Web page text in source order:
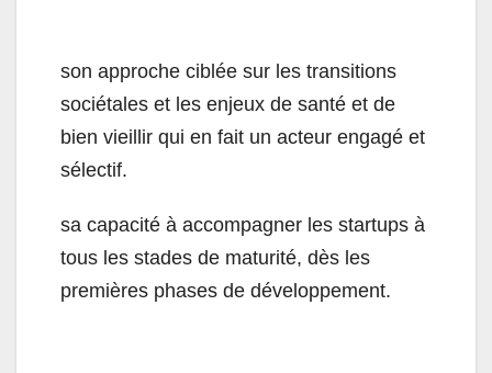
son approche ciblée sur les transitions
sociétales et les enjeux de santé et de
bien vieillir qui en fait un acteur engagé et
sélectif.
sa capacité à accompagner les startups à
tous les stades de maturité, dès les
premières phases de développement.